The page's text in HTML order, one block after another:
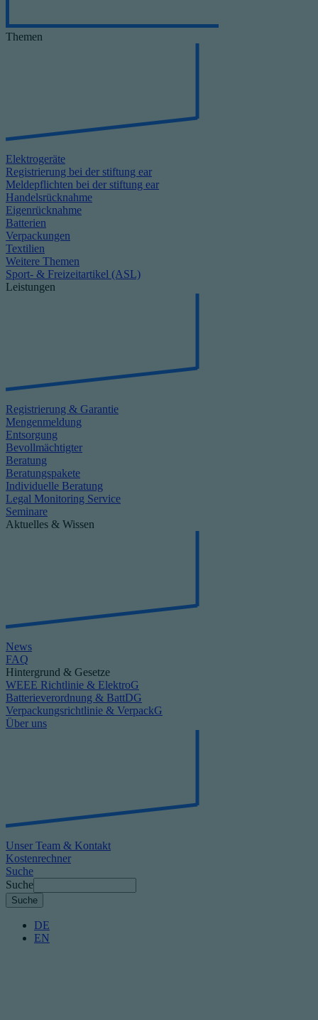
Themen
Elektrogeräte
Registrierung bei der stiftung ear
Meldepflichten bei der stiftung ear
Handelsrücknahme
Eigenrücknahme
Batterien
Verpackungen
Textilien
Weitere Themen
Sport- & Freizeitartikel (ASL)
Leistungen
Registrierung & Garantie
Mengenmeldung
Entsorgung
Bevollmächtigter
Beratung
Beratungspakete
Individuelle Beratung
Legal Monitoring Service
Seminare
Aktuelles & Wissen
News
FAQ
Hintergrund & Gesetze
WEEE Richtlinie & ElektroG
Batterieverordnung & BattDG
Verpackungsrichtlinie & VerpackG
Über uns
Unser Team & Kontakt
Kostenrechner
Suche
Suche
DE
EN